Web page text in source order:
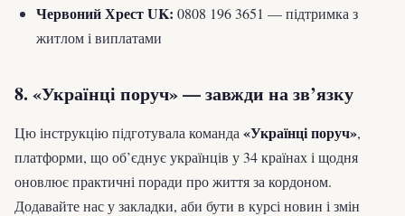
Червоний Хрест UK: 0808 196 3651 — підтримка з
житлом і виплатами
8. «Українці поруч» — завжди на зв’язку
Цю інструкцію підготувала команда «Українці поруч»,
платформи, що об’єднує українців у 34 країнах і щодня
оновлює практичні поради про життя за кордоном.
Додавайте нас у закладки, аби бути в курсі новин і змін